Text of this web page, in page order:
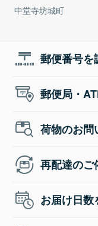
中堂寺坊城町
郵便番号を
郵便局・
荷物のお問
再配達のご
お届け日数